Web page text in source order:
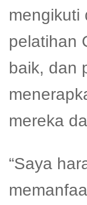
mengikuti
pelatihan
baik, dan
mereka
“Saya